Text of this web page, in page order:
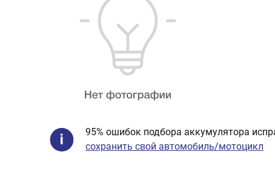
95% ошибок подбора аккумулятора
сохранить свой автомобиль/мотоцикл